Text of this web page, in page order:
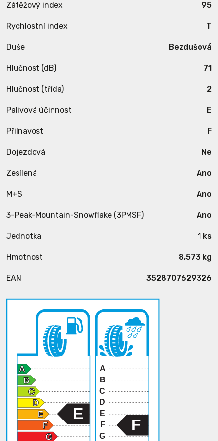
Zátěžový index 95
Rychlostní index T
Duše Bezdušová
Hlučnost (dB) 71
Hlučnost (třída) 2
Palivová účinnost E
Přilnavost F
Dojezdová Ne
Zesílená Ano
M+S Ano
3-Peak-Mountain-Snowflake (3PMSF) Ano
Jednotka 1 ks
Hmotnost 8,573 kg
EAN 3528707629326
A
B
C
D
E
F
G
E
F